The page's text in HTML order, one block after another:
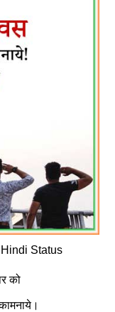
Status
को